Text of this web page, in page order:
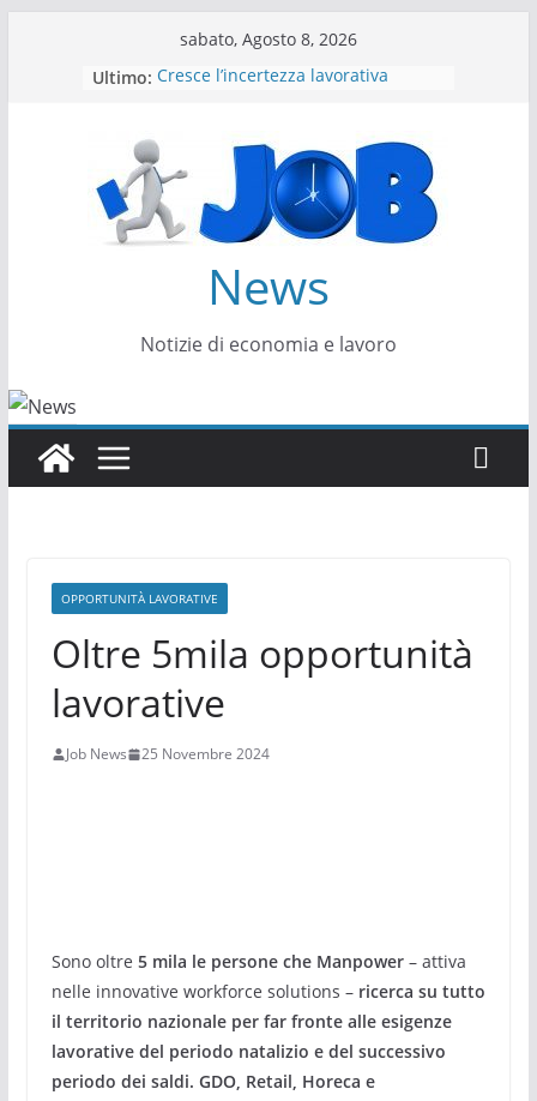
sabato, Agosto 8, 2026
Ultimo: Cresce l’incertezza lavorativa
Il settore energy cambia veste
Servono più sustainability data
architect
News
Notizie di economia e lavoro
OPPORTUNITÀ LAVORATIVE
Oltre 5mila opportunità
lavorative
Job News 25 Novembre 2024
Sono oltre 5 mila le persone che Manpower – attiva
nelle innovative workforce solutions –ricerca su tutto
il territorio nazionale per far fronte alle esigenze
lavorative del periodo natalizio e del successivo
periodo dei saldi. GDO, Retail, Horeca e